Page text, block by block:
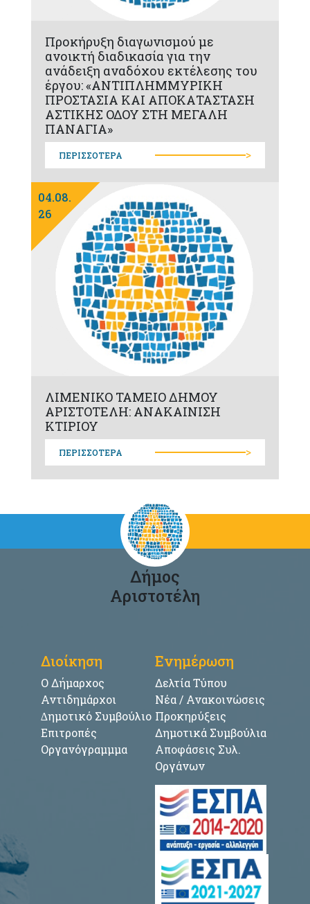
Προκήρυξη διαγωνισμού με
ανοικτή διαδικασία για την
ανάδειξη αναδόχου εκτέλεσης του
έργου: «ΑΝΤΙΠΛΗΜΜΥΡΙΚΗ
ΠΡΟΣΤΑΣΙΑ ΚΑΙ ΑΠΟΚΑΤΑΣΤΑΣΗ
ΑΣΤΙΚΗΣ ΟΔΟΥ ΣΤΗ ΜΕΓΑΛΗ
ΠΑΝΑΓΙΑ»
ΠΕΡΙΣΣΟΤΕΡΑ >
04.08.
26
ΛΙΜΕΝΙΚΟ ΤΑΜΕΙΟ ΔΗΜΟΥ
ΑΡΙΣΤΟΤΕΛΗ: ΑΝΑΚΑΙΝΙΣΗ
ΚΤΙΡΙΟΥ
ΠΕΡΙΣΣΟΤΕΡΑ >
Δήμος
Αριστοτέλη
Διοίκηση
Ο Δήμαρχος
Αντιδημάρχοι
∆ημοτικό Συμβούλιο
Επιτροπές
Οργανόγραμμμα
Ενημέρωση
Δελτία Τύπου
Νέα / Ανακοινώσεις
Προκηρύξεις
Δημοτικά Συμβούλια
Αποφάσεις Συλ.
Οργάνων